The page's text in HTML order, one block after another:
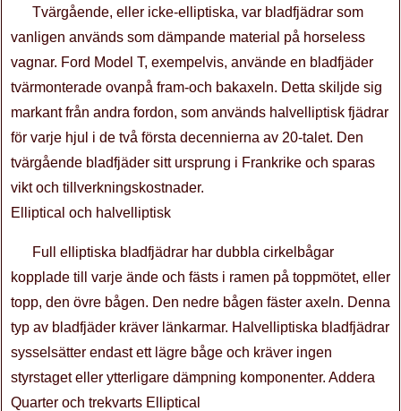
Tvärgående, eller icke-elliptiska, var bladfjädrar som
vanligen används som dämpande material på horseless
vagnar. Ford Model T, exempelvis, använde en bladfjäder
tvärmonterade ovanpå fram-och bakaxeln. Detta skiljde sig
markant från andra fordon, som används halvelliptisk fjädrar
för varje hjul i de två första decennierna av 20-talet. Den
tvärgående bladfjäder sitt ursprung i Frankrike och sparas
vikt och tillverkningskostnader.
Elliptical och halvelliptisk
Full elliptiska bladfjädrar har dubbla cirkelbågar
kopplade till varje ände och fästs i ramen på toppmötet, eller
topp, den övre bågen. Den nedre bågen fäster axeln. Denna
typ av bladfjäder kräver länkarmar. Halvelliptiska bladfjädrar
sysselsätter endast ett lägre båge och kräver ingen
styrstaget eller ytterligare dämpning komponenter. Addera
Quarter och trekvarts Elliptical